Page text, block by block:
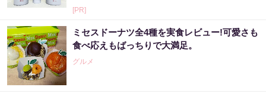
[PR]
ミセスドーナツ全4種を実食レビュー!可愛さも
食べ応えもばっちりで大満足。
グルメ